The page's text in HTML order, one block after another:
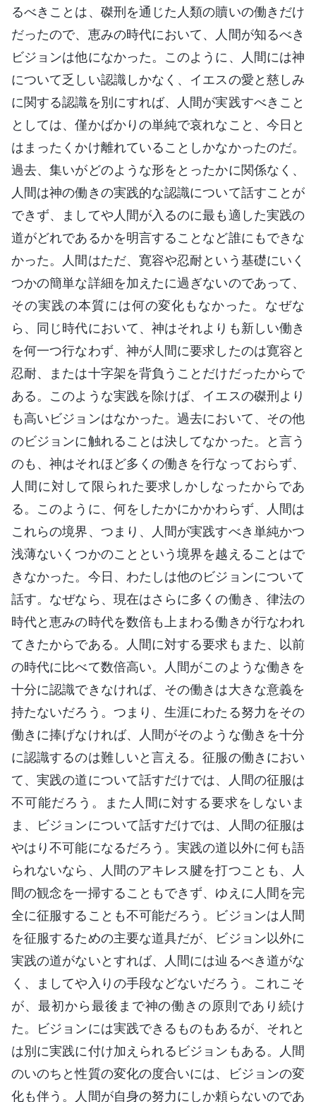
るべきことは、磔刑を通じた人類の贖いの働きだけ
だったので、恵みの時代において、人間が知るべき
ビジョンは他になかった。このように、人間には神
について乏しい認識しかなく、イエスの愛と慈しみ
に関する認識を別にすれば、人間が実践すべきこと
としては、僅かばかりの単純で哀れなこと、今日と
はまったくかけ離れていることしかなかったのだ。
過去、集いがどのような形をとったかに関係なく、
人間は神の働きの実践的な認識について話すことが
できず、ましてや人間が入るのに最も適した実践の
道がどれであるかを明言することなど誰にもできな
かった。人間はただ、寛容や忍耐という基礎にいく
つかの簡単な詳細を加えたに過ぎないのであって、
その実践の本質には何の変化もなかった。なぜな
ら、同じ時代において、神はそれよりも新しい働き
を何一つ行なわず、神が人間に要求したのは寛容と
忍耐、または十字架を背負うことだけだったからで
ある。このような実践を除けば、イエスの磔刑より
も高いビジョンはなかった。過去において、その他
のビジョンに触れることは決してなかった。と言う
のも、神はそれほど多くの働きを行なっておらず、
人間に対して限られた要求しかしなったからであ
る。このように、何をしたかにかかわらず、人間は
これらの境界、つまり、人間が実践すべき単純かつ
浅薄ないくつかのことという境界を越えることはで
きなかった。今日、わたしは他のビジョンについて
話す。なぜなら、現在はさらに多くの働き、律法の
時代と恵みの時代を数倍も上まわる働きが行なわれ
てきたからである。人間に対する要求もまた、以前
の時代に比べて数倍高い。人間がこのような働きを
十分に認識できなければ、その働きは大きな意義を
持たないだろう。つまり、生涯にわたる努力をその
働きに捧げなければ、人間がそのような働きを十分
に認識するのは難しいと言える。征服の働きにおい
て、実践の道について話すだけでは、人間の征服は
不可能だろう。また人間に対する要求をしないま
ま、ビジョンについて話すだけでは、人間の征服は
やはり不可能になるだろう。実践の道以外に何も語
られないなら、人間のアキレス腱を打つことも、人
間の観念を一掃することもできず、ゆえに人間を完
全に征服することも不可能だろう。ビジョンは人間
を征服するための主要な道具だが、ビジョン以外に
実践の道がないとすれば、人間には辿るべき道がな
く、ましてや入りの手段などないだろう。これこそ
が、最初から最後まで神の働きの原則であり続け
た。ビジョンには実践できるものもあるが、それと
は別に実践に付け加えられるビジョンもある。人間
のいのちと性質の変化の度合いには、ビジョンの変
化も伴う。人間が自身の努力にしか頼らないのであ